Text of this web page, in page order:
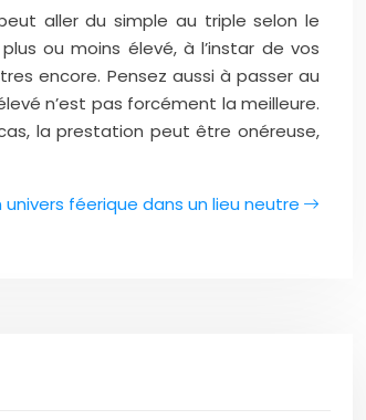
aller du simple au triple selon le
ou moins élevé, à l’instar de vos
encore. Pensez aussi à passer au
n’est pas forcément la meilleure.
la prestation peut être onéreuse,
féerique dans un lieu neutre